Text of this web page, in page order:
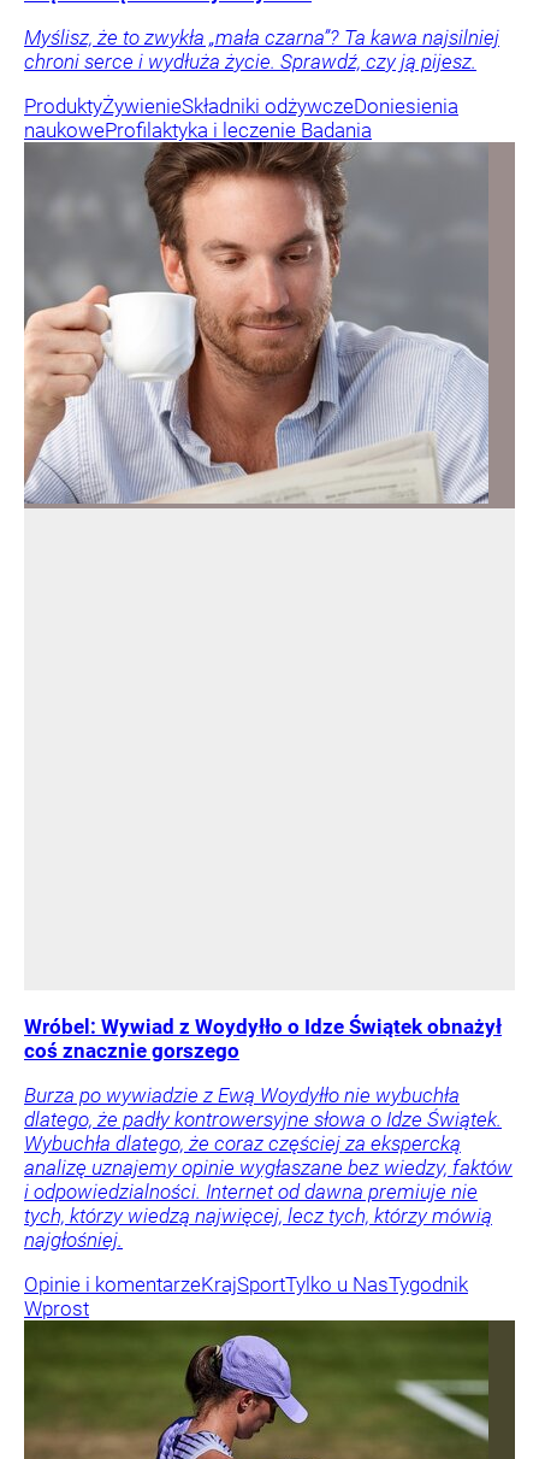
Myślisz, że to zwykła „mała czarna”? Ta kawa najsilniej
chroni serce i wydłuża życie. Sprawdź, czy ją pijesz.
ProduktyŻywienieSkładniki odżywczeDoniesienia
naukoweProfilaktyka i leczenie Badania
Wróbel: Wywiad z Woydyłło o Idze Świątek obnażył
coś znacznie gorszego
Burza po wywiadzie z Ewą Woydyłło nie wybuchła
dlatego, że padły kontrowersyjne słowa o Idze Świątek.
Wybuchła dlatego, że coraz częściej za ekspercką
analizę uznajemy opinie wygłaszane bez wiedzy, faktów
i odpowiedzialności. Internet od dawna premiuje nie
tych, którzy wiedzą najwięcej, lecz tych, którzy mówią
najgłośniej.
Opinie i komentarzeKrajSportTylko u NasTygodnik
Wprost